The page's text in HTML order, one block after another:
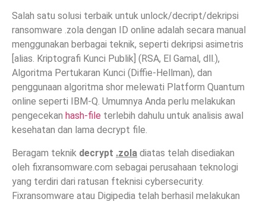
Salah satu solusi terbaik untuk unlock/decript/dekripsi
ransomware .zola dengan ID online adalah secara manual
menggunakan berbagai teknik, seperti dekripsi asimetris
[alias. Kriptografi Kunci Publik] (RSA, El Gamal, dll.),
Algoritma Pertukaran Kunci (Diffie-Hellman), dan
penggunaan algoritma shor melewati Platform Quantum
online seperti IBM-Q. Umumnya Anda perlu melakukan
pengecekan hash-file terlebih dahulu untuk analisis awal
kesehatan dan lama decrypt file.
Beragam teknik decrypt .zola diatas telah disediakan
oleh fixransomware.com sebagai perusahaan teknologi
yang terdiri dari ratusan fteknisi cybersecurity.
Fixransomware atau Digipedia telah berhasil melakukan